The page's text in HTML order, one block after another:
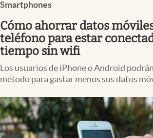
Smartphones
Cómo ahorrar datos
teléfono para estar
tiempo sin wifi
Los usuarios de iPhone o Android
método para gastar menos sus datos